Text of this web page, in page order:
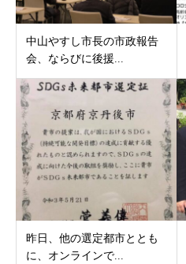
中山やすし市長の市政報告
会、ならびに後援...
昨日、他の選定都市ととも
に、オンラインで...